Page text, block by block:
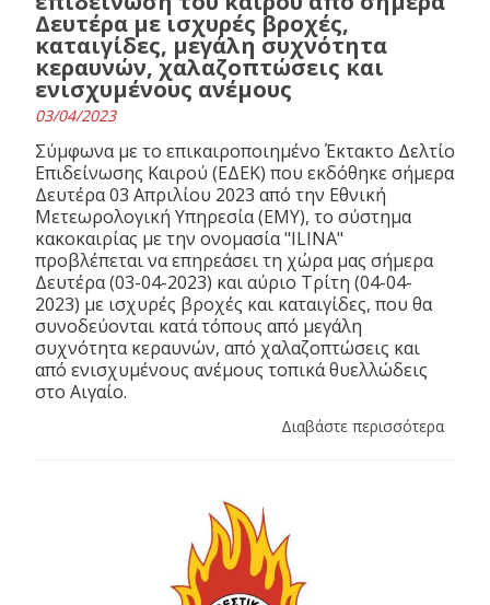
Δευτέρα με ισχυρές βροχές,
καταιγίδες, μεγάλη συχνότητα
κεραυνών, χαλαζοπτώσεις και
ενισχυμένους ανέμους
03/04/2023
Σύμφωνα με το επικαιροποιημένο Έκτακτο Δελτίο
Επιδείνωσης Καιρού (ΕΔΕΚ) που εκδόθηκε σήμερα
Δευτέρα 03 Απριλίου 2023 από την Εθνική
Μετεωρολογική Υπηρεσία (ΕΜΥ), το σύστημα
κακοκαιρίας με την ονομασία "ILINA"
προβλέπεται να επηρεάσει τη χώρα μας σήμερα
Δευτέρα (03-04-2023) και αύριο Τρίτη (04-04-
2023) με ισχυρές βροχές και καταιγίδες, που θα
συνοδεύονται κατά τόπους από μεγάλη
συχνότητα κεραυνών, από χαλαζοπτώσεις και
από ενισχυμένους ανέμους τοπικά θυελλώδεις
στο Αιγαίο.
Διαβάστε περισσότερα